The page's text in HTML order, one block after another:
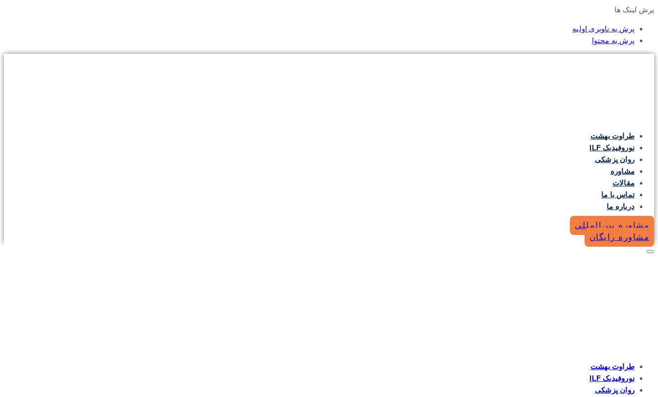
پرش لینک ها
پرش به ناوبری اولیه
پرش به محتوا
طراوت بهشت
نوروفیدبک ILF
روان پزشکی
مشاوره
مقالات
تماس با ما
درباره ما
مشاوره بین‌المللی
مشاوره رایگان
طراوت بهشت
نوروفیدبک ILF
روان پزشکی